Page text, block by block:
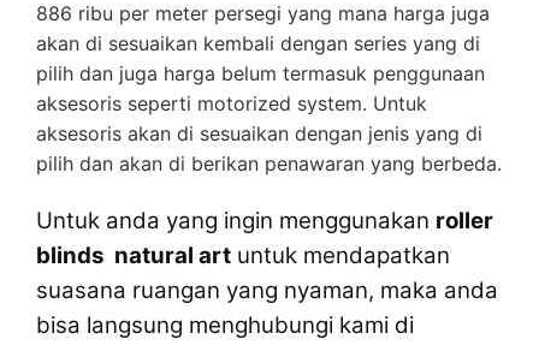
886 ribu per meter persegi yang mana harga juga
akan di sesuaikan kembali dengan series yang di
pilih dan juga harga belum termasuk penggunaan
aksesoris seperti motorized system. Untuk
aksesoris akan di sesuaikan dengan jenis yang di
pilih dan akan di berikan penawaran yang berbeda.
Untuk anda yang ingin menggunakan roller
blinds natural art untuk mendapatkan
suasana ruangan yang nyaman, maka anda
bisa langsung menghubungi kami di